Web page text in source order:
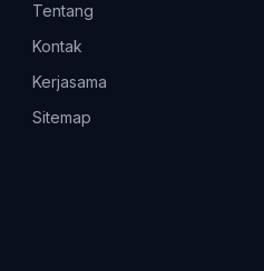
Tentang
Kontak
Kerjasama
Sitemap